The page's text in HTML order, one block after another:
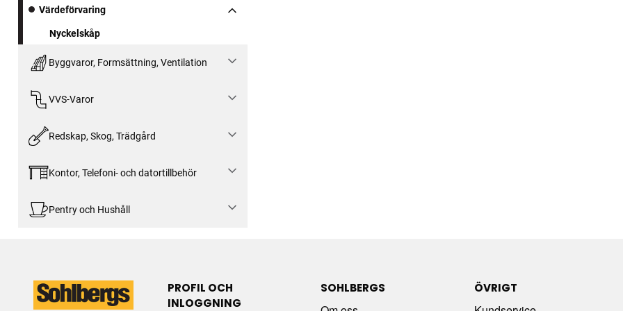
Värdeförvaring
Nyckelskåp
Byggvaror, Formsättning, Ventilation
VVS-Varor
Redskap, Skog, Trädgård
Kontor, Telefoni- och datortillbehör
Pentry och Hushåll
PROFIL OCH
INLOGGNING
SOHLBERGS ÖVRIGT